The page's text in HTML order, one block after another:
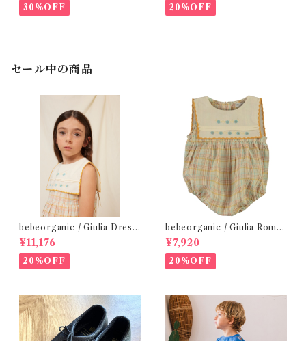
30%OFF 20%OFF
セール中の商品
bebeorganic / Giulia Dress
Lagoon Check (2-6y)
¥11,176
20%OFF
bebeorganic / Giulia Romp
er Lagoon Check( 6・12ｍ)
¥7,920
20%OFF